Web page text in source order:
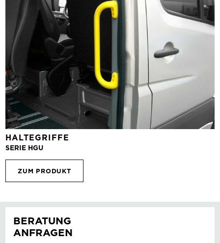
HALTEGRIFFE
SERIE HGU
ZUM PRODUKT
BERATUNG
ANFRAGEN